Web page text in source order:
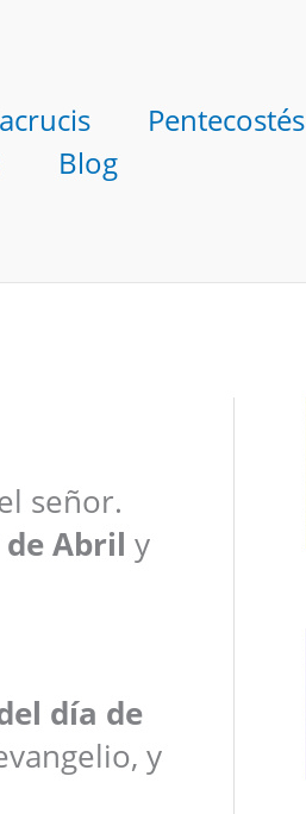
Pentecostés
Blog
señor.
Abril y
día de
y